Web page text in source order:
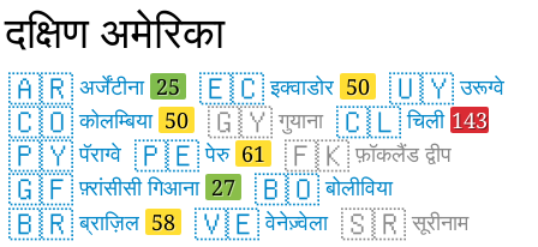
दक्षिण अमेरिका
🇦🇷 अर्जेंटीना 25 🇪🇨इक्वाडोर 50 🇺🇾उरूग्वे
🇨🇴कोलम्बिया 50 🇬🇾 गुयाना 🇨🇱चिली 143
🇵🇾पॅराग्वे 🇵🇪पेरु 61 🇫🇰 फ़ॉकलैंड द्वीप
🇬🇫फ़्रांसीसी गिआना 27 🇧🇴बोलीविया
🇧🇷ब्राज़िल 58 🇻🇪वेनेज़्वेला 🇸🇷 सूरीनाम